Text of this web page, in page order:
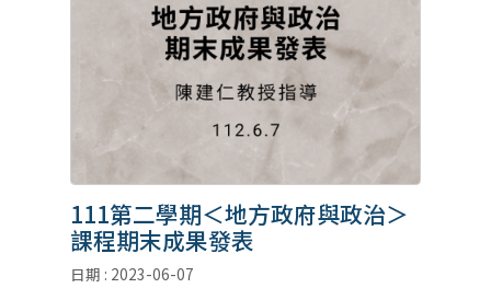
111第二學期＜地方政府與政治＞
課程期末成果發表
日期 : 2023-06-07